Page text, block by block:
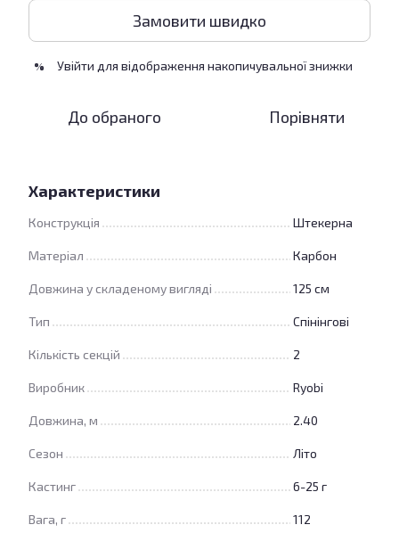
Замовити швидко
% Увійти для відображення накопичувальної знижки
До обраного Порівняти
Характеристики
Конструкція Штекерна
Матеріал Карбон
Довжина у складеному вигляді 125 см
Тип Спінінгові
Кількість секцій 2
Виробник Ryobi
Довжина, м 2.40
Сезон Літо
Кастинг 6-25 г
Вага, г 112